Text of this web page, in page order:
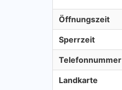
Öffnungszeit
Sperrzeit
Telefonnummer
Landkarte